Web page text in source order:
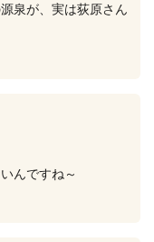
泉が、実は荻原さん
んですね～